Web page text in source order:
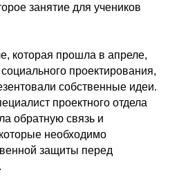
занятие для учеников
которая прошла в апреле,
проектирования,
собственные идеи.
проектного отдела
обратную связь и
необходимо
защиты перед